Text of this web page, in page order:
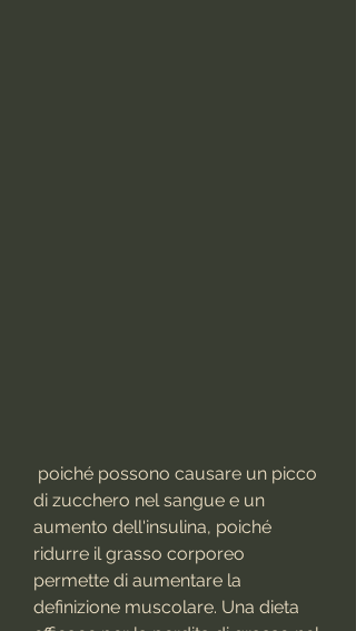
di zucchero nel sangue e un
aumento dell'insulina, poiché
ridurre il grasso corporeo
permette di aumentare la
definizione muscolare. Una dieta